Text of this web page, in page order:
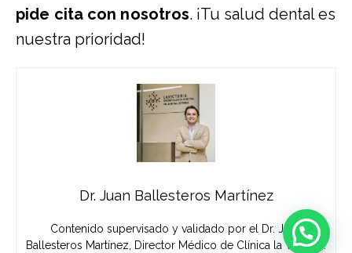
pide cita con nosotros. ¡Tu salud dental es
nuestra prioridad!
Dr. Juan Ballesteros Martínez
Contenido supervisado y validado por el Dr. Juan
Ballesteros Martínez, Director Médico de Clínica la Victoria.